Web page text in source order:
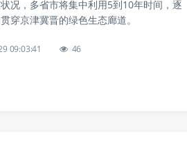
况，多省市将集中利用5到10年时间，逐
穿京津冀晋的绿色生态廊道。
09:03:41 46